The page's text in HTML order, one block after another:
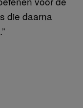
die daarna